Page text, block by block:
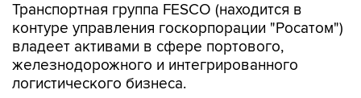
Транспортная группа FESCO (находится в
контуре управления госкорпорации "Росатом")
владеет активами в сфере портового,
железнодорожного и интегрированного
логистического бизнеса.